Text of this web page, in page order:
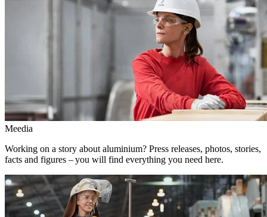
Meedia
Working on a story about aluminium? Press releases, photos, stories,
facts and figures – you will find everything you need here.